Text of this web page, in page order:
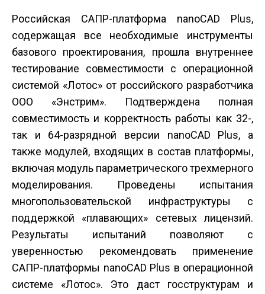
Российская САПР-платформа nanoCAD Plus,
содержащая все необходимые инструменты
базового проектирования, прошла внутреннее
тестирование совместимости с операционной
системой «Лотос» от российского разработчика
ООО «Энстрим». Подтверждена полная
совместимость и корректность работы как 32-,
так и 64-разрядной версии nanoCAD Plus, а
также модулей, входящих в состав платформы,
включая модуль параметрического трехмерного
моделирования. Проведены испытания
многопользовательской инфраструктуры с
поддержкой «плавающих» сетевых лицензий.
Результаты испытаний позволяют с
уверенностью рекомендовать применение
САПР-платформы nanoCAD Plus в операционной
системе «Лотос». Это даст госструктурам и